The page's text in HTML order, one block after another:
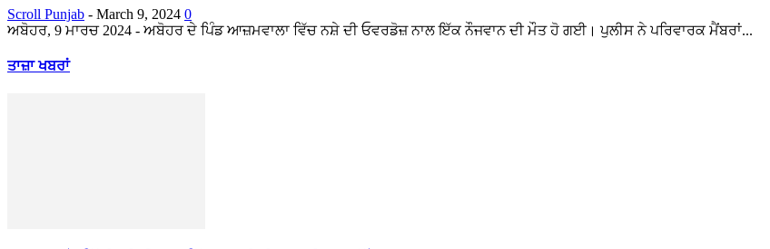
Scroll Punjab - March 9, 2024 0
ਅਬੋਹਰ, 9 ਮਾਰਚ 2024 - ਅਬੋਹਰ ਦੇ ਪਿੰਡ ਆਜ਼ਮਵਾਲਾ ਵਿੱਚ ਨਸ਼ੇ ਦੀ ਓਵਰਡੋਜ਼ ਨਾਲ ਇੱਕ ਨੌਜਵਾਨ ਦੀ ਮੌਤ ਹੋ ਗਈ। ਪੁਲੀਸ ਨੇ ਪਰਿਵਾਰਕ ਮੈਂਬਰਾਂ...
ਤਾਜ਼ਾ ਖਬਰਾਂ